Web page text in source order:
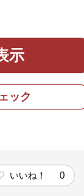
示
ック
いいね！ 0